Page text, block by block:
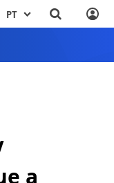
PT
a